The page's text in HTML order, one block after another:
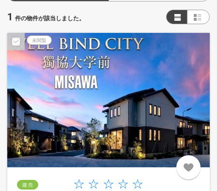
1 件の物件が該当しました。
未閲覧
建 売